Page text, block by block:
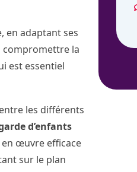
en adaptant ses
compromettre la
est essentiel
les différents
d’enfants
en œuvre efficace
sur le plan